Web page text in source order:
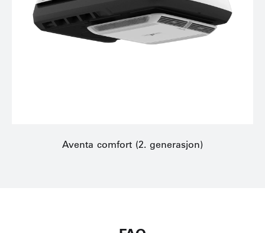
Aventa comfort (2. generasjon)